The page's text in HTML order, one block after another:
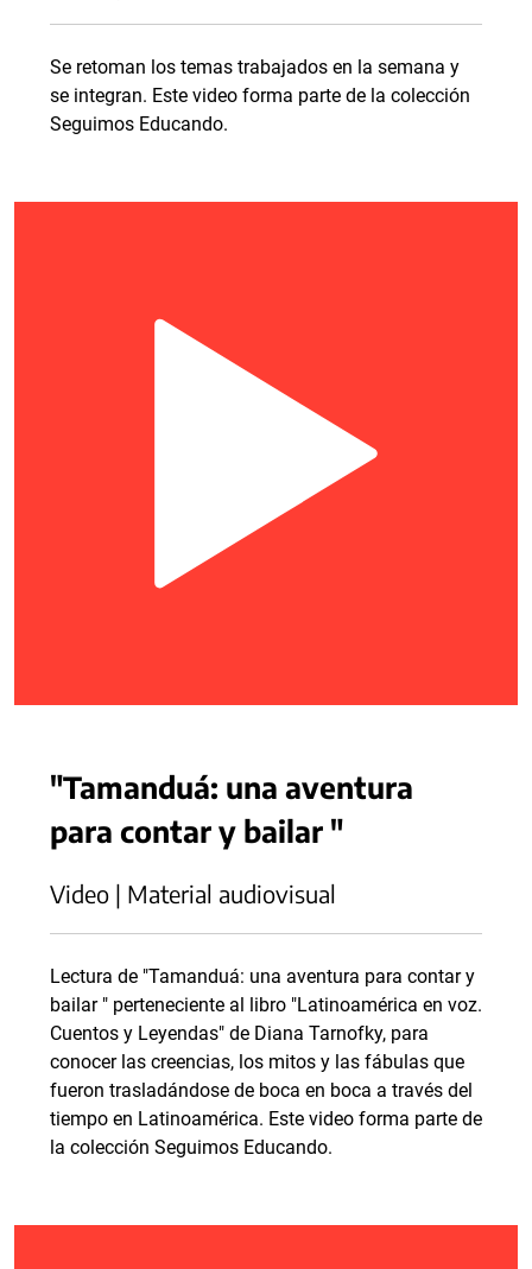
Se retoman los temas trabajados en la semana y
se integran. Este video forma parte de la colección
Seguimos Educando.
"Tamanduá: una aventura
para contar y bailar "
Video | Material audiovisual
Lectura de "Tamanduá: una aventura para contar y
bailar " perteneciente al libro "Latinoamérica en voz.
Cuentos y Leyendas" de Diana Tarnofky, para
conocer las creencias, los mitos y las fábulas que
fueron trasladándose de boca en boca a través del
tiempo en Latinoamérica. Este video forma parte de
la colección Seguimos Educando.